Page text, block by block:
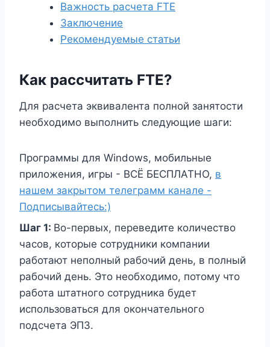
Важность расчета FTE
Заключение
Рекомендуемые статьи
Как рассчитать FTE?
Для расчета эквивалента полной занятости
необходимо выполнить следующие шаги:
Программы для Windows, мобильные
приложения, игры - ВСЁ БЕСПЛАТНО, в
нашем закрытом телеграмм канале -
Подписывайтесь:)
Шаг 1: Во-первых, переведите количество
часов, которые сотрудники компании
работают неполный рабочий день, в полный
рабочий день. Это необходимо, потому что
работа штатного сотрудника будет
использоваться для окончательного
подсчета ЭПЗ.